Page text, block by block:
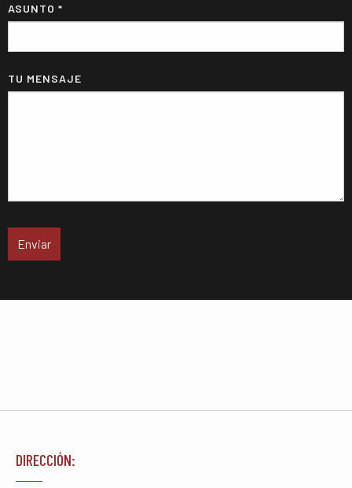
ASUNTO *
TU MENSAJE
DIRECCIÓN: